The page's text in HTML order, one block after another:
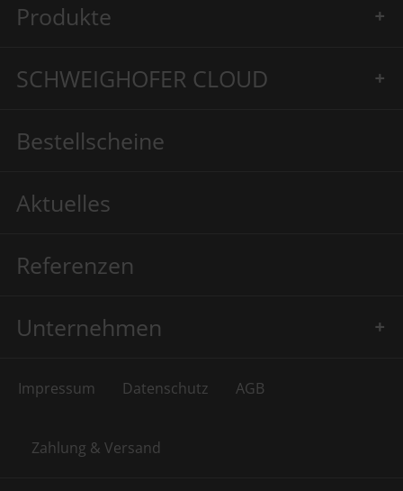
Produkte
SCHWEIGHOFER CLOUD
Bestellscheine
Aktuelles
Referenzen
Unternehmen
Impressum Datenschutz AGB
Zahlung & Versand